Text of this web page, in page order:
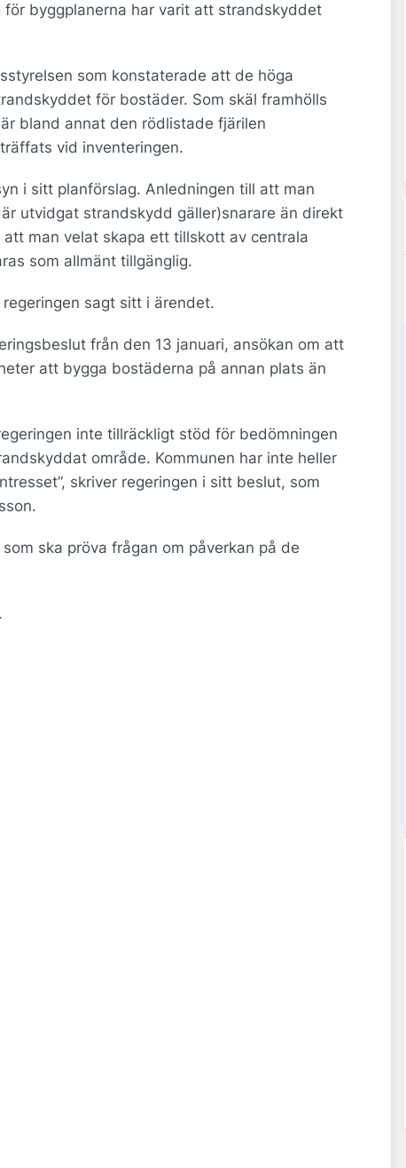
byggplanerna har varit att strandskyddet
som konstaterade att de höga
för bostäder. Som skäl framhölls
bland annat den rödlistade fjärilen
vid inventeringen.
i sitt planförslag. Anledningen till att man
utvidgat strandskydd gäller)snarare än direkt
man velat skapa ett tillskott av centrala
som allmänt tillgänglig.
sagt sitt i ärendet.
från den 13 januari, ansökan om att
att bygga bostäderna på annan plats än
inte tillräckligt stöd för bedömningen
område. Kommunen har inte heller
skriver regeringen i sitt beslut, som
ska pröva frågan om påverkan på de